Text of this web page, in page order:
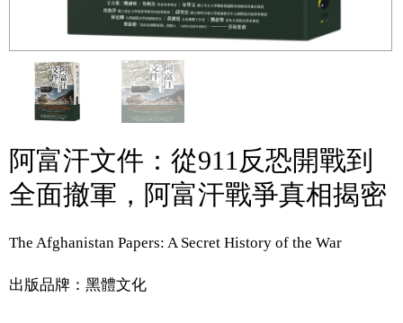
阿富汗文件：從911反恐開戰到
全面撤軍，阿富汗戰爭真相揭密
The Afghanistan Papers: A Secret History of the War
出版品牌：黑體文化